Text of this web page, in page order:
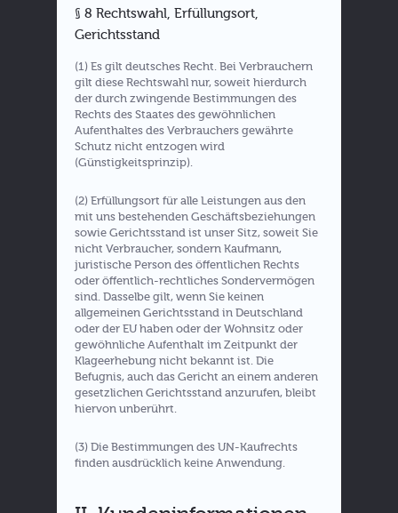
§ 8 Rechtswahl, Erfüllungsort,
Gerichtsstand
(1) Es gilt deutsches Recht. Bei Verbrauchern
gilt diese Rechtswahl nur, soweit hierdurch
der durch zwingende Bestimmungen des
Rechts des Staates des gewöhnlichen
Aufenthaltes des Verbrauchers gewährte
Schutz nicht entzogen wird
(Günstigkeitsprinzip).
(2) Erfüllungsort für alle Leistungen aus den
mit uns bestehenden Geschäftsbeziehungen
sowie Gerichtsstand ist unser Sitz, soweit Sie
nicht Verbraucher, sondern Kaufmann,
juristische Person des öffentlichen Rechts
oder öffentlich-rechtliches Sondervermögen
sind. Dasselbe gilt, wenn Sie keinen
allgemeinen Gerichtsstand in Deutschland
oder der EU haben oder der Wohnsitz oder
gewöhnliche Aufenthalt im Zeitpunkt der
Klageerhebung nicht bekannt ist. Die
Befugnis, auch das Gericht an einem anderen
gesetzlichen Gerichtsstand anzurufen, bleibt
hiervon unberührt.
(3) Die Bestimmungen des UN-Kaufrechts
finden ausdrücklich keine Anwendung.